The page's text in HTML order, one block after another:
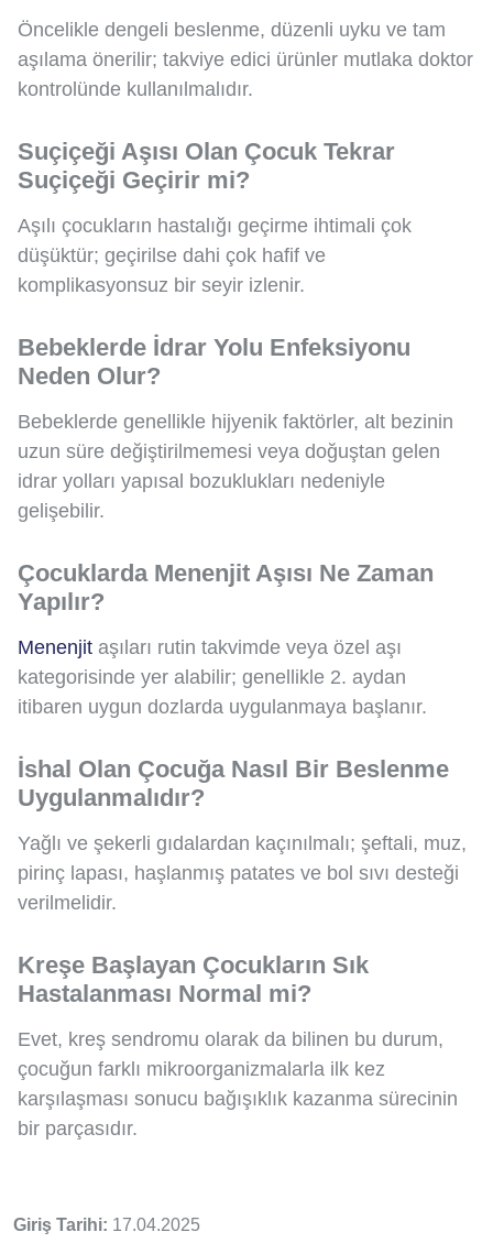
Öncelikle dengeli beslenme, düzenli uyku ve tam
aşılama önerilir; takviye edici ürünler mutlaka doktor
kontrolünde kullanılmalıdır.
Suçiçeği Aşısı Olan Çocuk Tekrar
Suçiçeği Geçirir mi?
Aşılı çocukların hastalığı geçirme ihtimali çok
düşüktür; geçirilse dahi çok hafif ve
komplikasyonsuz bir seyir izlenir.
Bebeklerde İdrar Yolu Enfeksiyonu
Neden Olur?
Bebeklerde genellikle hijyenik faktörler, alt bezinin
uzun süre değiştirilmemesi veya doğuştan gelen
idrar yolları yapısal bozuklukları nedeniyle
gelişebilir.
Çocuklarda Menenjit Aşısı Ne Zaman
Yapılır?
Menenjit aşıları rutin takvimde veya özel aşı
kategorisinde yer alabilir; genellikle 2. aydan
itibaren uygun dozlarda uygulanmaya başlanır.
İshal Olan Çocuğa Nasıl Bir Beslenme
Uygulanmalıdır?
Yağlı ve şekerli gıdalardan kaçınılmalı; şeftali, muz,
pirinç lapası, haşlanmış patates ve bol sıvı desteği
verilmelidir.
Kreşe Başlayan Çocukların Sık
Hastalanması Normal mi?
Evet, kreş sendromu olarak da bilinen bu durum,
çocuğun farklı mikroorganizmalarla ilk kez
karşılaşması sonucu bağışıklık kazanma sürecinin
bir parçasıdır.
Giriş Tarihi: 17.04.2025